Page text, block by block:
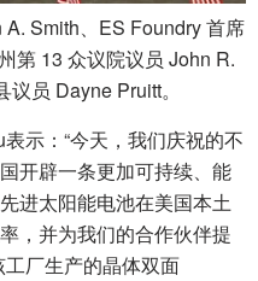
Smith、ES Foundry 首席
第 13 众议院议员 John R.
员 Dayne Pruitt。
示：“今天，我们庆祝的不
开辟一条更加可持续、能
进太阳能电池在美国本土
，并为我们的合作伙伴提
厂生产的晶体双面